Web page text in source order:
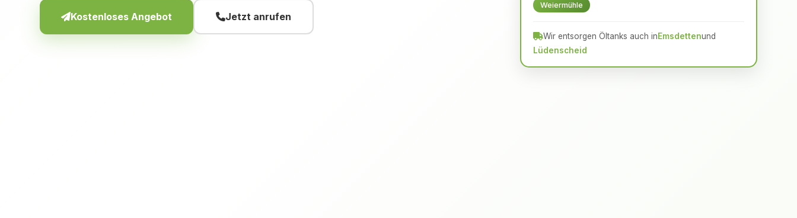
Kostenloses Angebot Jetzt anrufen
Weiermühle
Wir entsorgen Öltanks auch inEmsdettenund
Lüdenscheid